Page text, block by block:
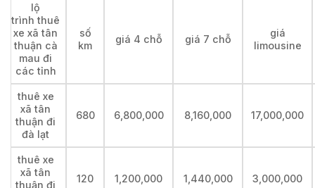
lộ
trình thuê
xe xã tân
thuận cà
mau đi
các tỉnh
số
km
giá 4 chỗ giá 7 chỗ
giá
limousine
thuê xe
xã tân
thuận đi
đà lạt
680 6,800,000 8,160,000 17,000,000
thuê xe
xã tân
thuận đi
120 1,200,000 1,440,000 3,000,000